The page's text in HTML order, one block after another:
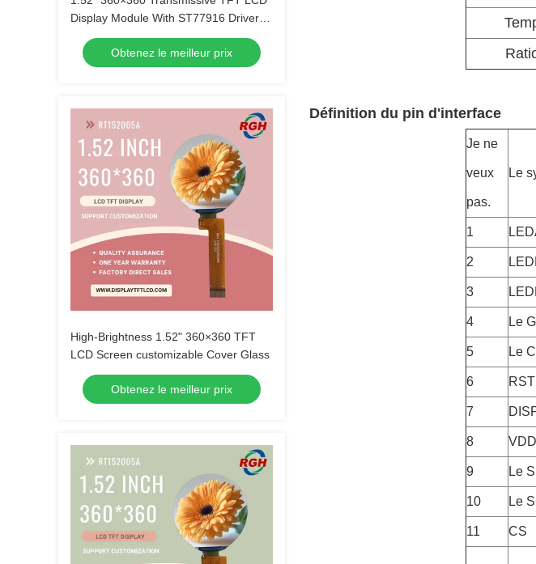
Display Module With ST77916 Driver ,
580 Cd/M²
Obtenez le meilleur prix
High-Brightness 1.52" 360×360 TFT
LCD Screen customizable Cover Glass
Obtenez le meilleur prix
Définition du pin d'interface
Je ne
veux
pas.
Le
1
2
3
4 Le
5 Le
6 RST
7
8
9 Le
10 Le
11 CS